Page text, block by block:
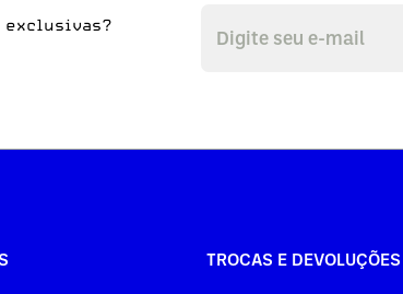
exclusivas?
TROCAS E DEVOLUÇÕES